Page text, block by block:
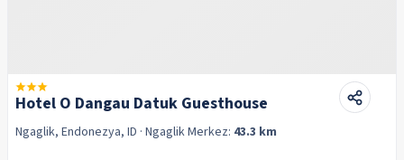
Hotel O Dangau Datuk Guesthouse
Ngaglik, Endonezya, ID · NgaglikMerkez: 43.3 km